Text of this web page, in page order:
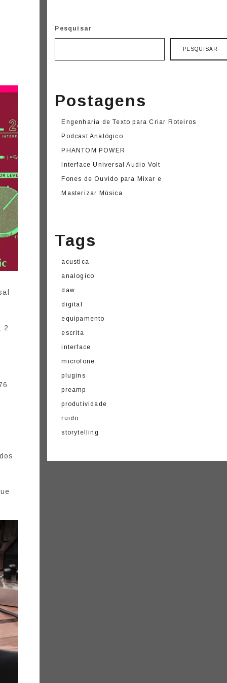
2
Pesquisar
PESQUISAR
Postagens
Engenharia de Texto para Criar Roteiros
Podcast Analógico
PHANTOM POWER
Interface Universal Audio Volt
Fones de Ouvido para Mixar e
Masterizar Música
Tags
acustica
analogico
daw
digital
equipamento
escrita
interface
microfone
plugins
preamp
produtividade
ruido
storytelling